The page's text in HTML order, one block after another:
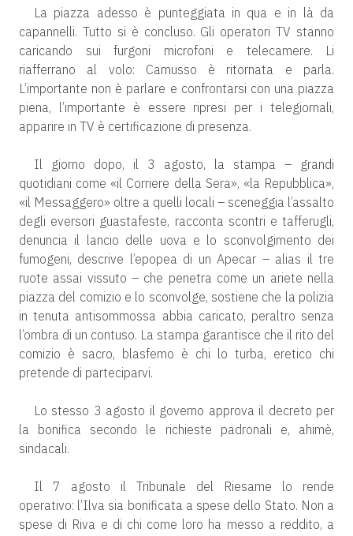
La piazza adesso è punteggiata in qua e in là da
capannelli. Tutto si è concluso. Gli operatori TV stanno
caricando sui furgoni microfoni e telecamere. Li
riafferrano al volo: Camusso è ritornata e parla.
L’importante non è parlare e confrontarsi con una piazza
piena, l’importante è essere ripresi per i telegiornali,
apparire in TV è certificazione di presenza.
Il giorno dopo, il 3 agosto, la stampa – grandi
quotidiani come «il Corriere della Sera», «la Repubblica»,
«il Messaggero» oltre a quelli locali – sceneggia l’assalto
degli eversori guastafeste, racconta scontri e tafferugli,
denuncia il lancio delle uova e lo sconvolgimento dei
fumogeni, descrive l’epopea di un Apecar – alias il tre
ruote assai vissuto – che penetra come un ariete nella
piazza del comizio e lo sconvolge, sostiene che la polizia
in tenuta antisommossa abbia caricato, peraltro senza
l’ombra di un contuso. La stampa garantisce che il rito del
comizio è sacro, blasfemo è chi lo turba, eretico chi
pretende di parteciparvi.
Lo stesso 3 agosto il governo approva il decreto per
la bonifica secondo le richieste padronali e, ahimè,
sindacali.
Il 7 agosto il Tribunale del Riesame lo rende
operativo: l’Ilva sia bonificata a spese dello Stato. Non a
spese di Riva e di chi come loro ha messo a reddito, a